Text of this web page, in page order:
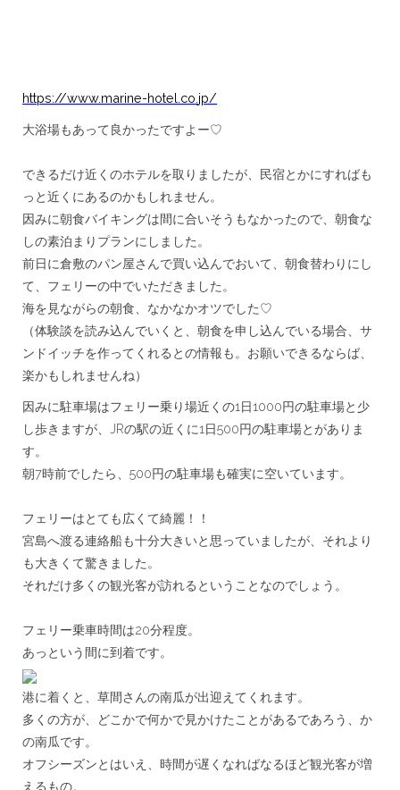
https://www.marine-hotel.co. jp/
大浴場もあって良かったですよー♡
できるだけ近くのホテルを取りましたが、 民宿とかにすればも
っと近くにあるのかもしれません。
因みに朝食バイキングは間に合いそうもなかったので、 朝食な
しの素泊まりプランにしました。
前日に倉敷のパン屋さんで買い込んでおいて、朝食替わりにし
て、 フェリーの中でいただきました。
海を見ながらの朝食、なかなかオツでした♡
（体験談を読み込んでいくと、朝食を申し込んでいる場合、 サ
ンドイッチを作ってくれるとの情報も。お願いできるならば、
楽かもしれませんね）
因みに駐車場はフェリー乗り場近くの1日1000円の駐車場と少
し歩きますが、
JRの駅の近くに1日500円の駐車場とがありま
す。
朝7時前でしたら、500円の駐車場も確実に空いています。
フェリーはとても広くて綺麗！！
宮島へ渡る連絡船も十分大きいと思っていましたが、 それより
も大きくて驚きました。
それだけ多くの観光客が訪れるということなのでしょう。
フェリー乗車時間は20分程度。
あっという間に到着です。
港に着くと、草間さんの南瓜が出迎えてくれます。
多くの方が、どこかで何かで見かけたことがあるであろう、 か
の南瓜です。
オフシーズンとはいえ、 時間が遅くなればなるほど観光客が増
えるもの。